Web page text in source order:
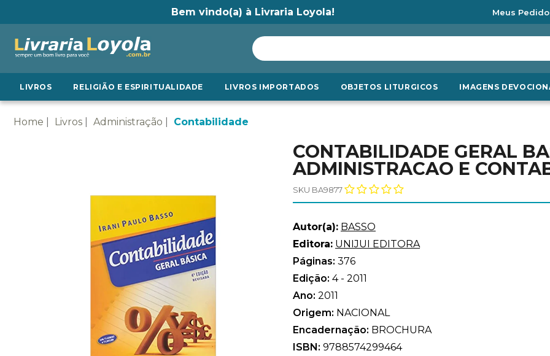
Bem vindo(a) à Livraria Loyola! Meus
LIVROS RELIGIÃO E ESPIRITUALIDADE LIVROS IMPORTADOS OBJETOS LITURGICOS IMAGENS
Home Livros Administração Contabilidade
CONTABILIDADE GERAL
ADMINISTRACAO E
SKU BA9877
Autor(a): BASSO
Editora: UNIJUI EDITORA
Páginas: 376
Edição: 4 - 2011
Ano: 2011
Origem: NACIONAL
Encadernação: BROCHURA
ISBN: 9788574299464